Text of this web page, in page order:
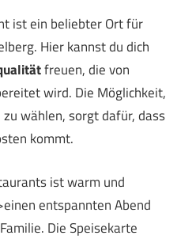
ist ein beliebter Ort für
Hier kannst du dich
freuen, die von
wird. Die Möglichkeit,
wählen, sorgt dafür, dass
kommt.
ist warm und
entspannten Abend
Die Speisekarte